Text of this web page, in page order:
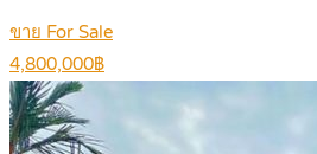
ขาย For Sale
4,800,000฿